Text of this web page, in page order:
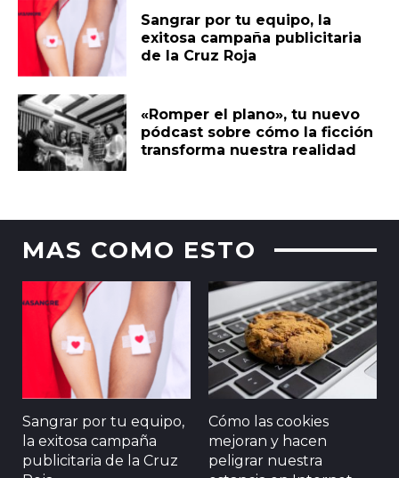
Sangrar por tu equipo, la
exitosa campaña publicitaria
de la Cruz Roja
«Romper el plano», tu nuevo
pódcast sobre cómo la ficción
transforma nuestra realidad
MAS COMO ESTO
Sangrar por tu equipo,
la exitosa campaña
publicitaria de la Cruz
Cómo las cookies
mejoran y hacen
peligrar nuestra